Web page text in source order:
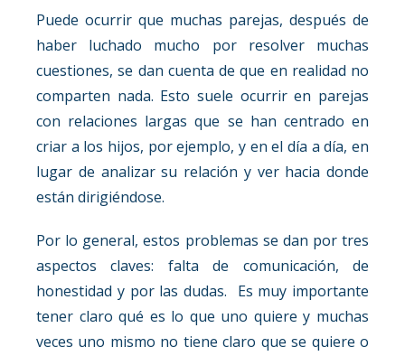
Puede ocurrir que muchas parejas, después de
haber luchado mucho por resolver muchas
cuestiones, se dan cuenta de que en realidad no
comparten nada. Esto suele ocurrir en parejas
con relaciones largas que se han centrado en
criar a los hijos, por ejemplo, y en el día a día, en
lugar de analizar su relación y ver hacia donde
están dirigiéndose.
Por lo general, estos problemas se dan por tres
aspectos claves: falta de comunicación, de
honestidad y por las dudas. Es muy importante
tener claro qué es lo que uno quiere y muchas
veces uno mismo no tiene claro que se quiere o